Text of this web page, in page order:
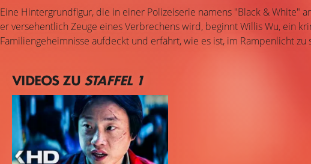
Eine Hintergrundfigur, die in einer Polizeiserie namens "Black & White"
er versehentlich Zeuge eines Verbrechens wird, beginnt Willis Wu, ein
Familiengeheimnisse aufdeckt und erfährt, wie es ist, im Rampenlicht zu
VIDEOS ZU STAFFEL 1